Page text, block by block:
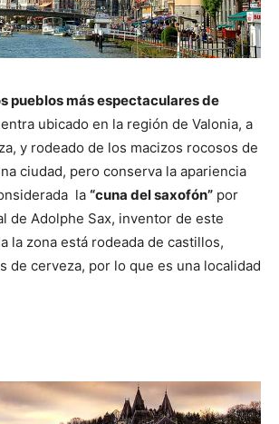
pueblos más espectaculares de
ubicado en la región de Valonia, a
y rodeado de los macizos rocosos de
ciudad, pero conserva la apariencia
la “cuna del saxofón” por
de Adolphe Sax, inventor de este
la zona está rodeada de castillos,
de cerveza, por lo que es una localidad